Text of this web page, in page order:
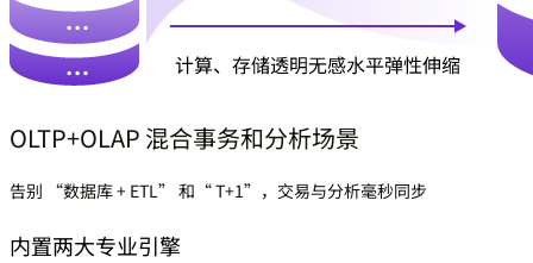
OLTP+OLAP 混合事务和分析场景
告别 “数据库 + ETL” 和“ T+1”，交易与分析毫秒同步
内置两大专业引擎